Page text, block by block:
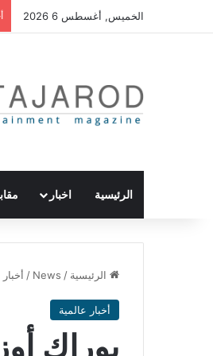
الخميس, أغسطس 6 2026
الرئيسية اخبار
الرئيسية /
News
/
أخبار عالمية
بوراك